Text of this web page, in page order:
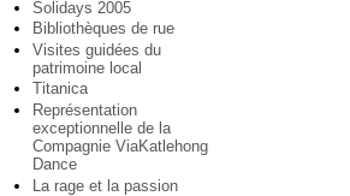
Solidays 2005
Bibliothèques de rue
Visites guidées du
patrimoine local
Titanica
Représentation
exceptionnelle de la
Compagnie ViaKatlehong
Dance
La rage et la passion